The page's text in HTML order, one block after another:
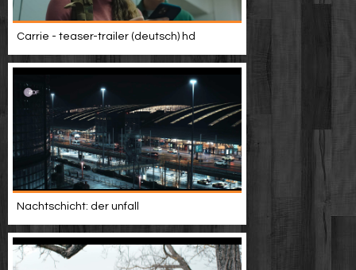
Carrie - teaser-trailer (deutsch) hd
Nachtschicht: der unfall